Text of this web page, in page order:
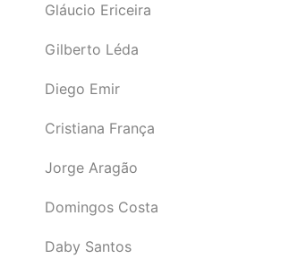
Gláucio Ericeira
Gilberto Léda
Diego Emir
Cristiana França
Jorge Aragão
Domingos Costa
Daby Santos